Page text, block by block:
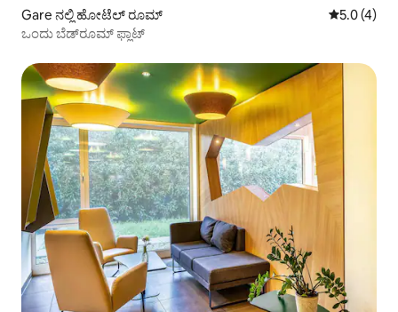
Gare ನಲ್ಲಿ ಹೋಟೆಲ್ ರೂಮ್ 5 ರಲ್ಲಿ 5.0
5.0 (4)
ಒಂದು ಬೆಡ್‌ರೂಮ್ ಫ್ಲಾಟ್